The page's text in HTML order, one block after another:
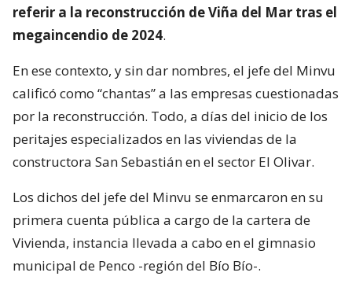
referir a la reconstrucción de Viña del Mar tras el
megaincendio de 2024.
En ese contexto, y sin dar nombres, el jefe del Minvu
calificó como “chantas” a las empresas cuestionadas
por la reconstrucción. Todo, a días del inicio de los
peritajes especializados en las viviendas de la
constructora San Sebastián en el sector El Olivar.
Los dichos del jefe del Minvu se enmarcaron en su
primera cuenta pública a cargo de la cartera de
Vivienda, instancia llevada a cabo en el gimnasio
municipal de Penco -región del Bío Bío-.